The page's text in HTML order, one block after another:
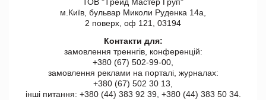
ТОВ "Tрейд Мастер Груп"
м.Київ, бульвар Миколи Руденка 14а,
2 поверх, оф 121, 03194
Контакти для:
замовлення треннгів, конференцій:
+380 (67) 502-99-00,
замовлення реклами на порталі, журналах:
+380 (67) 502 30 13,
інші питання: +380 (44) 383 92 39, +380 (44) 383 50 34.